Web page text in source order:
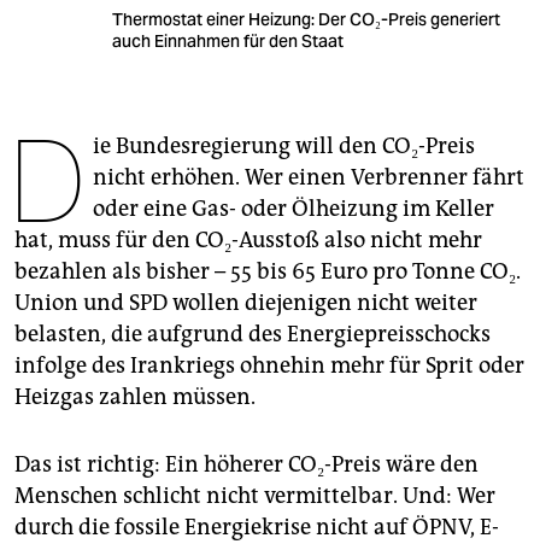
fragen & hilfe
genossenschaft
epaper login
Thermostat einer Heizung: Der CO₂-Preis generiert
auch Einnahmen für den Staat
D ie Bundesregierung will den CO₂-Preis
nicht erhöhen. Wer einen Verbrenner fährt
oder eine Gas- oder Ölheizung im Keller
hat, muss für den CO₂-Ausstoß also nicht mehr
bezahlen als bisher – 55 bis 65 Euro pro Tonne CO₂.
Union und SPD wollen diejenigen nicht weiter
belasten, die aufgrund des Energiepreisschocks
infolge des Irankriegs ohnehin mehr für Sprit oder
Heizgas zahlen müssen.
Das ist richtig: Ein höherer CO₂-Preis wäre den
Menschen schlicht nicht vermittelbar. Und: Wer
durch die fossile Energiekrise nicht auf ÖPNV, E-